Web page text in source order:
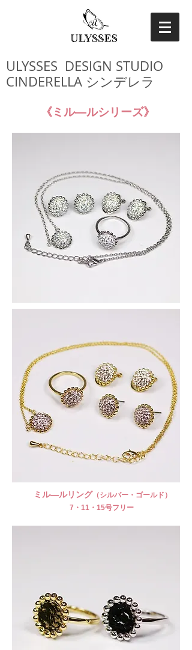
ULYSSES DESIGN STUDIO
CINDERELLA シンデレラ
《ミル―ルシリーズ》
ミル―ルリング​ （シルバー・ゴールド）
​ 7・11・15号フリー